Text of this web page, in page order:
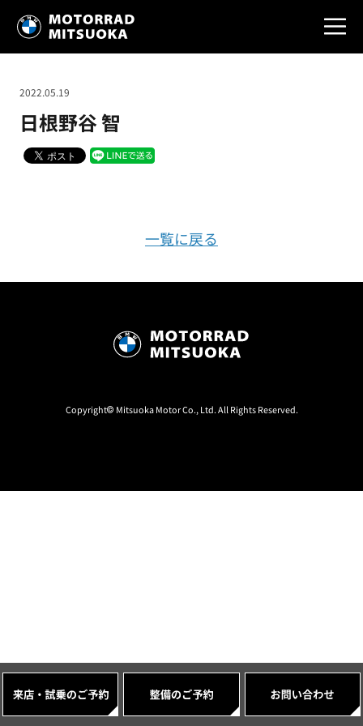
日根野谷 智
2022.05.19
一覧に戻る
Copyright© Mitsuoka Motor Co., Ltd. All Rights Reserved.